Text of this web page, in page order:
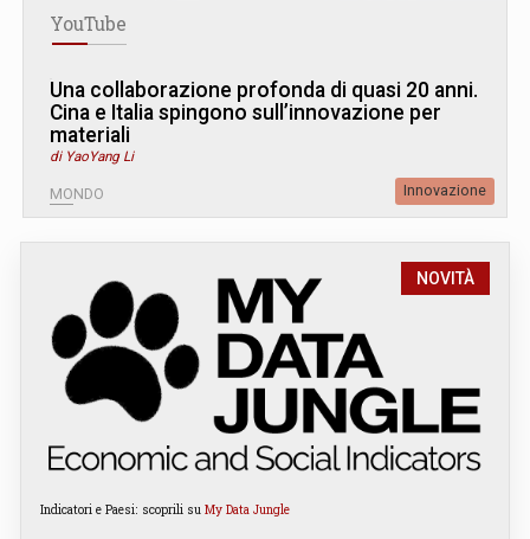
YouTube
Una collaborazione profonda di quasi 20 anni.
Cina e Italia spingono sull’innovazione per
materiali
di YaoYang Li
MONDO Innovazione
NOVITÀ
Indicatori e Paesi: scoprili su My Data Jungle